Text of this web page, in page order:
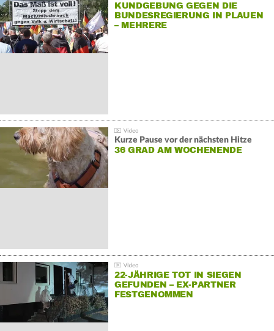
KUNDGEBUNG GEGEN DIE
BUNDESREGIERUNG IN PLAUEN
– MEHRERE
Kurze Pause vor der nächsten Hitze
36 GRAD AM WOCHENENDE
22-JÄHRIGE TOT IN SIEGEN
GEFUNDEN – EX-PARTNER
FESTGENOMMEN